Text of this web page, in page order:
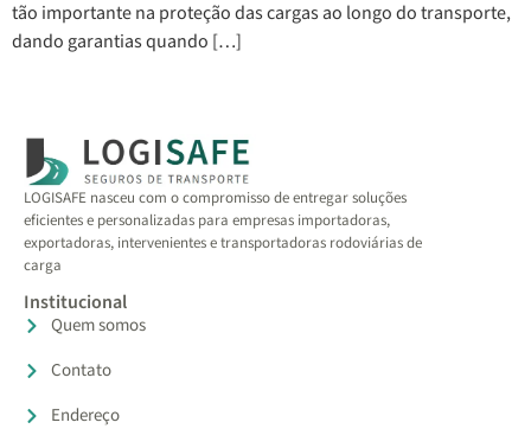
tão importante na proteção das cargas ao longo do transporte,
dando garantias quando […]
LOGISAFE nasceu com o compromisso de entregar soluções
eficientes e personalizadas para empresas importadoras,
exportadoras, intervenientes e transportadoras rodoviárias de
carga
Institucional
Quem somos
Contato
Endereço